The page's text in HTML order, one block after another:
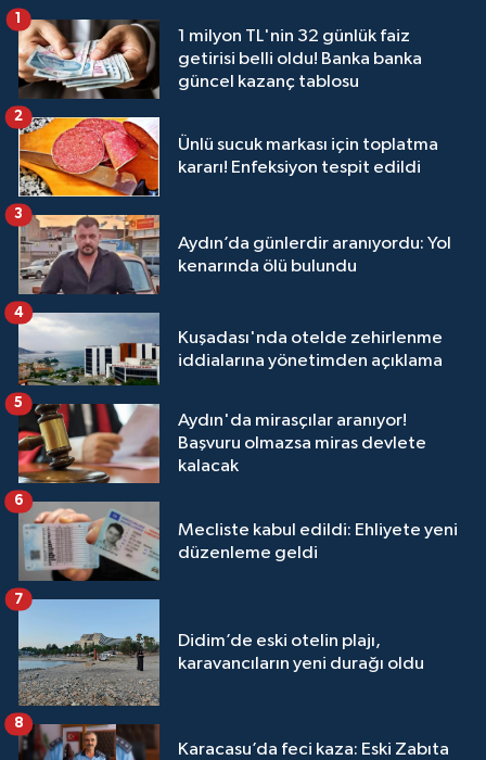
1 milyon TL'nin 32 günlük faiz
getirisi belli oldu! Banka banka
güncel kazanç tablosu
1
Ünlü sucuk markası için toplatma
kararı! Enfeksiyon tespit edildi
2
Aydın’da günlerdir aranıyordu: Yol
kenarında ölü bulundu
3
Kuşadası'nda otelde zehirlenme
iddialarına yönetimden açıklama
4
Aydın'da mirasçılar aranıyor!
Başvuru olmazsa miras devlete
kalacak
5
Mecliste kabul edildi: Ehliyete yeni
düzenleme geldi
6
Didim’de eski otelin plajı,
karavancıların yeni durağı oldu
7
Karacasu’da feci kaza: Eski Zabıta
8